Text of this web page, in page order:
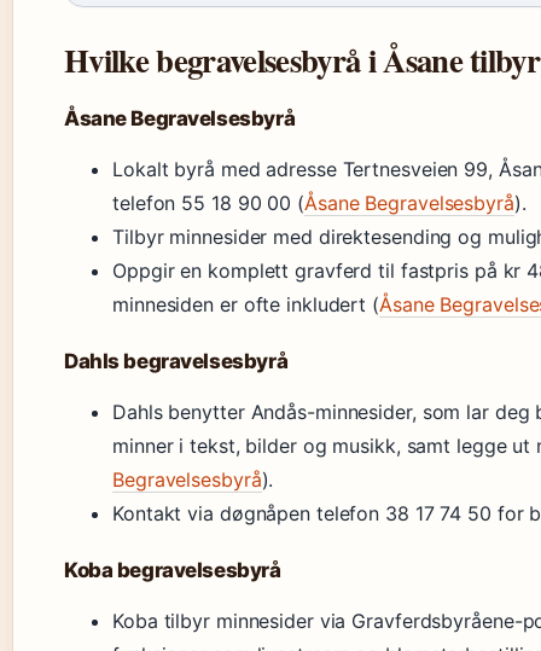
Hvilke begravelsesbyrå i Åsane
Åsane Begravelsesbyrå
Lokalt byrå med adresse Tertnesveien 99,
telefon 55 18 90 00 (Åsane Begravelsesbyrå).
Tilbyr minnesider med direktesending og
Oppgir en komplett gravferd til fastpris på kr
minnesiden er ofte inkludert (Åsane
Dahls begravelsesbyrå
Dahls benytter Andås-minnesider, som lar deg
minner i tekst, bilder og musikk, samt legge ut
Begravelsesbyrå).
Kontakt via døgnåpen telefon 38 17 74 50 for
Koba begravelsesbyrå
Koba tilbyr minnesider via Gravferdsbyråene-